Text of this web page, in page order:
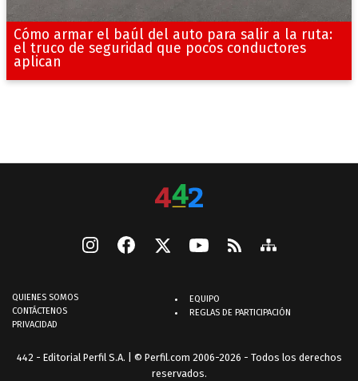
Cómo armar el baúl del auto para salir a la ruta:
el truco de seguridad que pocos conductores
aplican
QUIENES SOMOS
CONTÁCTENOS
PRIVACIDAD
EQUIPO
REGLAS DE PARTICIPACIÓN
442 - Editorial Perfil S.A. | © Perfil.com 2006-2026 - Todos los derechos
reservados.